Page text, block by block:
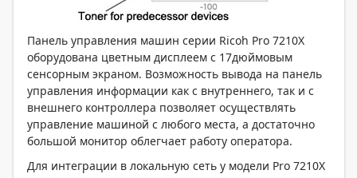
Панель управления машин серии Ricoh Pro 7210Х
оборудована цветным дисплеем с 17­дюймовым
сенсорным экраном. Возможность вывода на панель
управления информации как с внутреннего, так и с
внешнего контроллера позволяет осуществлять
управление машиной с любого места, а достаточно
большой монитор облегчает работу оператора.
Для интеграции в локальную сеть у модели Pro 7210Х